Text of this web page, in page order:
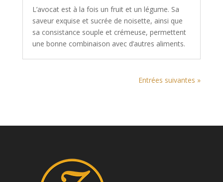
L’avocat est à la fois un fruit et un légume. Sa
saveur exquise et sucrée de noisette, ainsi que
sa consistance souple et crémeuse, permettent
une bonne combinaison avec d’autres aliments.
Entrées suivantes »